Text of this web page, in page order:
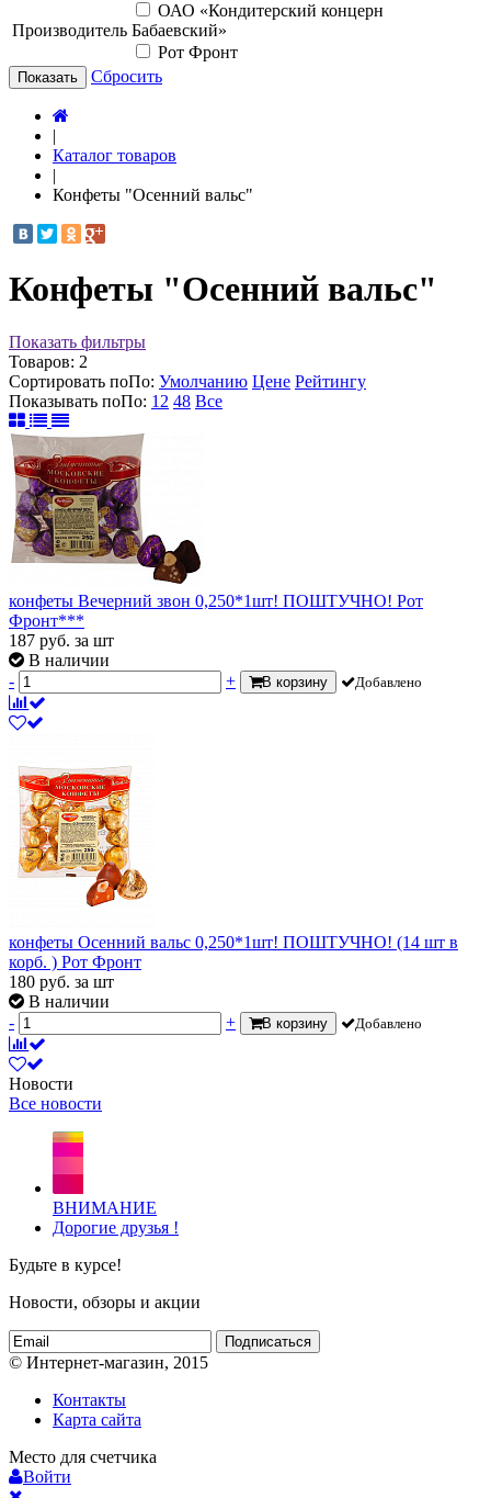
Производитель
ОАО «Кондитерский концерн
Бабаевский»
Рот Фронт
Показать Сбросить
|
Каталог товаров
|
Конфеты "Осенний вальс"
Конфеты "Осенний вальс"
Показать фильтры
Товаров: 2
Сортировать поПо: Умолчанию Цене Рейтингу
Показывать поПо: 12 48 Все
конфеты Вечерний звон 0,250*1шт! ПОШТУЧНО! Рот
Фронт***
187 руб. за шт
В наличии
-
+ В корзину Добавлено
конфеты Осенний вальс 0,250*1шт! ПОШТУЧНО! (14 шт в
корб. ) Рот Фронт
180 руб. за шт
В наличии
-
+ В корзину Добавлено
Новости
Все новости
ВНИМАНИЕ
Дорогие друзья !
Будьте в курсе!
Новости, обзоры и акции
Подписаться
© Интернет-магазин, 2015
Контакты
Карта сайта
Место для счетчика
Войти